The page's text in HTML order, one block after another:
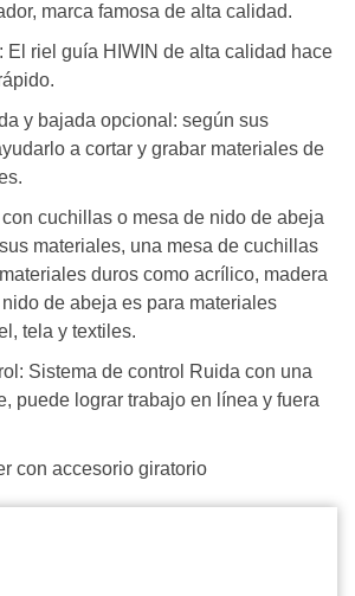
marca famosa de alta calidad.
El riel guía HIWIN de alta calidad hace
y bajada opcional: según sus
a cortar y grabar materiales de
cuchillas o mesa de nido de abeja
materiales, una mesa de cuchillas
duros como acrílico, madera
de abeja es para materiales
tela y textiles.
Sistema de control Ruida con una
puede lograr trabajo en línea y fuera
con accesorio giratorio